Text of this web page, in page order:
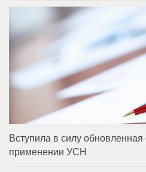
Вступила в силу
применении УСН